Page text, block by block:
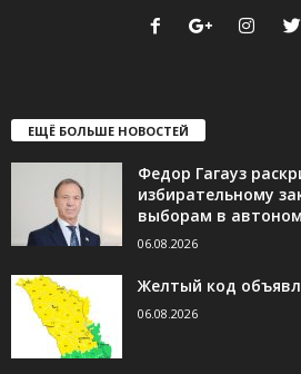
ЕЩЁ БОЛЬШЕ НОВОСТЕЙ
Федор Гагауз
избирательному
выборам в
06.08.2026
Желтый код
06.08.2026